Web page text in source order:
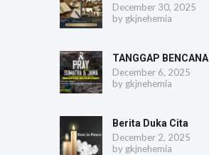
December 30, 2025
by gkjnehemia
TANGGAP BENCANA
December 6, 2025
by gkjnehemia
Berita Duka Cita
December 2, 2025
by gkjnehemia